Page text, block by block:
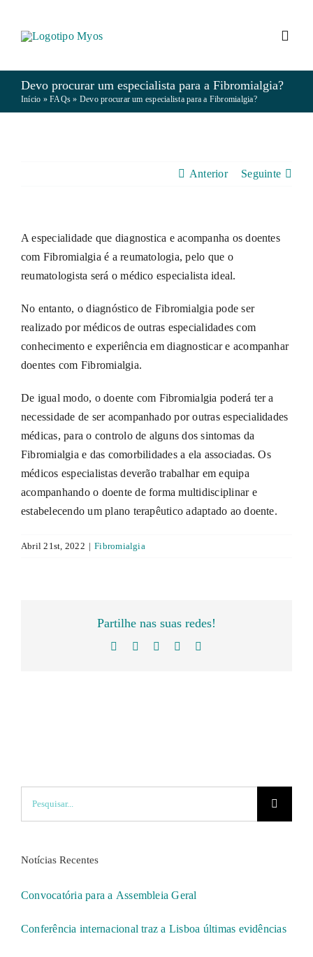
MYOS
VIVER COM A DOENÇA
NOTÍCIAS
INFORMAÇÕES
COMO AJUDAR?
Devo procurar um especialista para a Fibromialgia?
Início »FAQs » Devo procurar um especialista para a Fibromialgia?
Anterior Seguinte
A especialidade que diagnostica e acompanha os doentes
com Fibromialgia é a reumatologia, pelo que o
reumatologista será o médico especialista ideal.
No entanto, o diagnóstico de Fibromialgia pode ser
realizado por médicos de outras especialidades com
conhecimento e experiência em diagnosticar e acompanhar
doentes com Fibromialgia.
De igual modo, o doente com Fibromialgia poderá ter a
necessidade de ser acompanhado por outras especialidades
médicas, para o controlo de alguns dos sintomas da
Fibromialgia e das comorbilidades a ela associadas. Os
médicos especialistas deverão trabalhar em equipa
acompanhando o doente de forma multidisciplinar e
estabelecendo um plano terapêutico adaptado ao doente.
Abril 21st, 2022 | Fibromialgia
Partilhe nas suas redes!
Facebook
TwitterLinkedInWhatsApp
Notícias Recentes
Convocatória para a Assembleia Geral
Conferência internacional traz a Lisboa últimas evidências